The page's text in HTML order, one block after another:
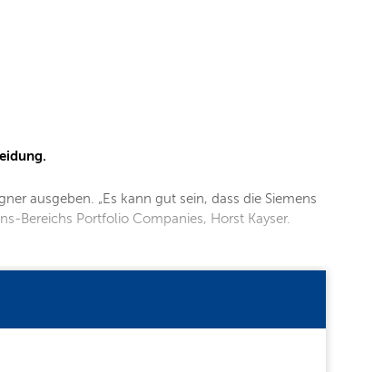
ausgeben. „Es kann gut sein, dass die Siemens
Bereichs Portfolio Companies, Horst Kayser.